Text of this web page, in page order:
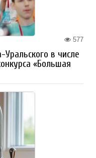
577
в числе
«Большая